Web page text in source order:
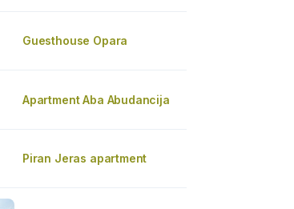
Guesthouse Opara
Apartment Aba Abudancija
Piran Jeras apartment